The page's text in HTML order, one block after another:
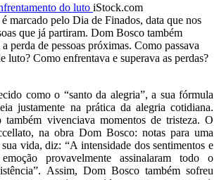
iStock.com
marcado pelo Dia de Finados, data que nos
que já partiram. Dom Bosco também
perda de pessoas próximas. Como passava
luto? Como enfrentava e superava as perdas?
como o “santo da alegria”, a sua fórmula
justamente na prática da alegria cotidiana.
vivenciava momentos de tristeza. O
na obra Dom Bosco: notas para uma
vida, diz: “A intensidade dos sentimentos e
provavelmente assinalaram todo o
Assim, Dom Bosco também sofreu